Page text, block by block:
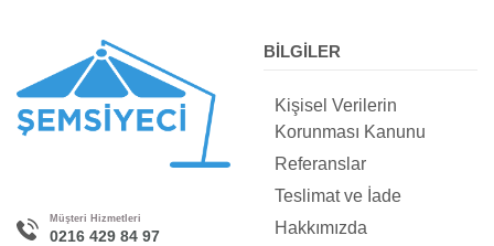
Müşteri Hizmetleri
0216 429 84 97
BİLGİLER
Kişisel Verilerin
Korunması Kanunu
Referanslar
Teslimat ve İade
Hakkımızda